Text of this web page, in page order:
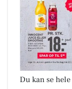
Du kan se hele